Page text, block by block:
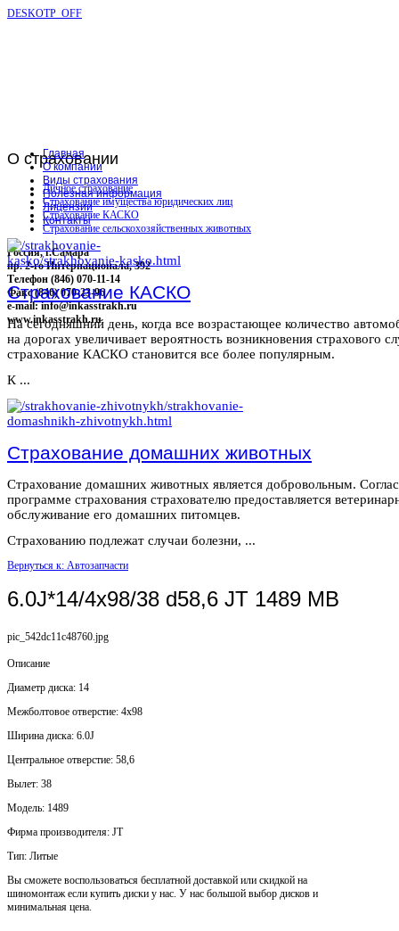
DESKOTP_OFF
О страховании
Личное страхование
Страхование имущества юридических лиц
Страхование КАСКО
Страхование сельскохозяйственных животных
Россия, г.Самара
пр. 2-го Интернационала, 392
Телефон (846) 070-11-14
Факс (846) 070-23-96
e-mail: info@inkasstrakh.ru
www.inkasstrakh.ru
Главная
О компании
Виды страхования
Полезная информация
Лицензии
Контакты
Страхование КАСКО
На сегодняшний день, когда все возрастающее количество
на дорогах увеличивает вероятность возникновения страхового
страхование КАСКО становится все более популярным.
К ...
Страхование домашних животных
Страхование домашних животных является добровольным.
программе страхования страхователю предоставляется
обслуживание его домашних питомцев.
Страхованию подлежат случаи болезни, ...
Вернуться к: Автозапчасти
6.0J*14/4x98/38 d58,6 JT 1489 MB
pic_542dc11c48760.jpg
Описание
Диаметр диска: 14
Mежболтовое отверстие: 4x98
Ширина диска: 6.0J
Центральное отверстие: 58,6
Вылет: 38
Модель: 1489
Фирма производителя: JT
Тип: Литые
Вы сможете воспользоваться бесплатной доставкой или скидкой на
шиномонтаж если купить диски у нас. У нас большой выбор дисков и
минимальная цена.